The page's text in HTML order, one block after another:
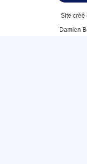
Site créé
Damien